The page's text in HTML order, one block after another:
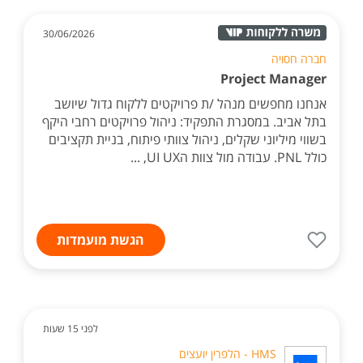
30/06/2026
חברה חסויה
Project Manager
אנחנו מחפשים מנהל /ת פרויקטים ללקוח גדול שיושב
בתל אביב. במסגרת התפקיד: ניהול פרויקטים רחבי היקף
בשווי מיליוני שקלים, ניהול צוותי פיתוח, בניית תקציבים
כולל PNL. עבודה מול צוות הUI UX, ...
הגשת מועמדות
לפני 15 שעות
HMS - הלפרין יועצים